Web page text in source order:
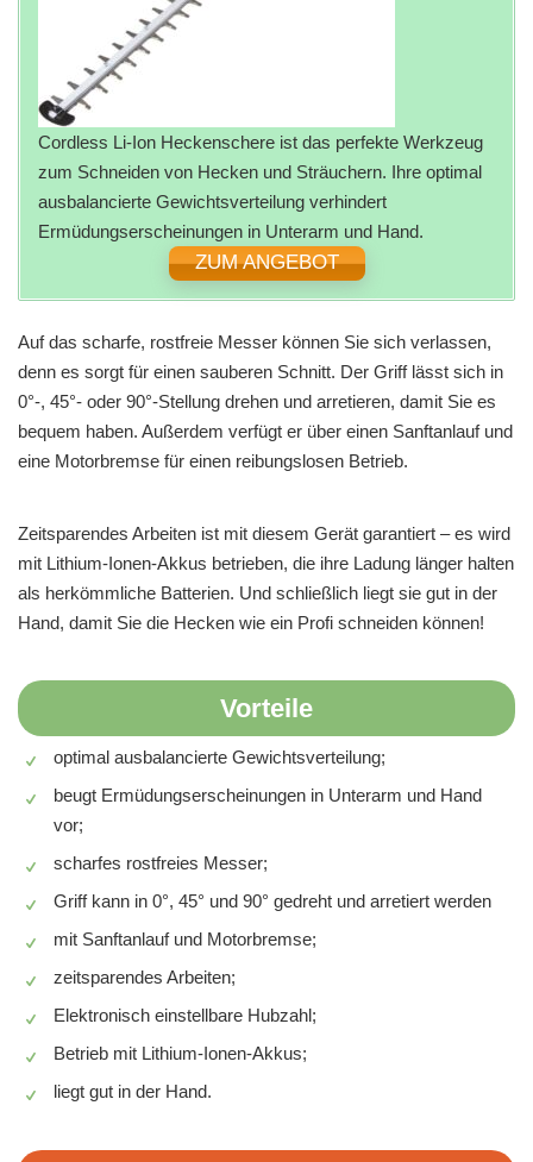
Cordless Li-Ion Heckenschere ist das perfekte Werkzeug
zum Schneiden von Hecken und Sträuchern. Ihre optimal
ausbalancierte Gewichtsverteilung verhindert
Ermüdungserscheinungen in Unterarm und Hand.
ZUM ANGEBOT
Auf das scharfe, rostfreie Messer können Sie sich verlassen,
denn es sorgt für einen sauberen Schnitt. Der Griff lässt sich in
0°-, 45°- oder 90°-Stellung drehen und arretieren, damit Sie es
bequem haben. Außerdem verfügt er über einen Sanftanlauf und
eine Motorbremse für einen reibungslosen Betrieb.
Zeitsparendes Arbeiten ist mit diesem Gerät garantiert – es wird
mit Lithium-Ionen-Akkus betrieben, die ihre Ladung länger halten
als herkömmliche Batterien. Und schließlich liegt sie gut in der
Hand, damit Sie die Hecken wie ein Profi schneiden können!
Vorteile
optimal ausbalancierte Gewichtsverteilung;
beugt Ermüdungserscheinungen in Unterarm und Hand
vor;
scharfes rostfreies Messer;
Griff kann in 0°, 45° und 90° gedreht und arretiert werden
mit Sanftanlauf und Motorbremse;
zeitsparendes Arbeiten;
Elektronisch einstellbare Hubzahl;
Betrieb mit Lithium-Ionen-Akkus;
liegt gut in der Hand.